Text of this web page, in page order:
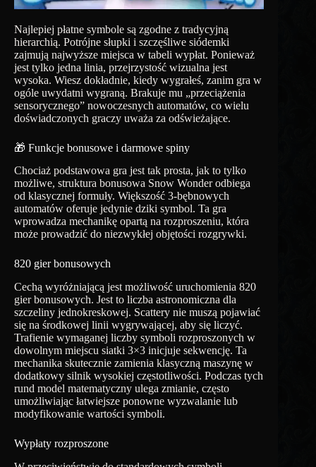
Najlepiej płatne symbole są zgodne z tradycyjną
hierarchią. Potrójne słupki i szczęśliwe siódemki
zajmują najwyższe miejsca w tabeli wypłat. Ponieważ
jest tylko jedna linia, przejrzystość wizualna jest
wysoka. Wiesz dokładnie, kiedy wygrałeś, zanim gra w
ogóle uwydatni wygraną. Brakuje mu „przeciążenia
sensorycznego” nowoczesnych automatów, co wielu
doświadczonych graczy uważa za odświeżające.
🎁 Funkcje bonusowe i darmowe spiny
Chociaż podstawowa gra jest tak prosta, jak to tylko
możliwe, struktura bonusowa Snow Wonder odbiega
od klasycznej formuły. Większość 3-bębnowych
automatów oferuje jedynie dziki symbol. Ta gra
wprowadza mechanikę opartą na rozproszeniu, która
może prowadzić do niezwykłej objętości rozgrywki.
820 gier bonusowych
Cechą wyróżniającą jest możliwość uruchomienia 820
gier bonusowych. Jest to liczba astronomiczna dla
szczeliny jednokreskowej. Scattery nie muszą pojawiać
się na środkowej linii wygrywającej, aby się liczyć.
Trafienie wymaganej liczby symboli rozproszonych w
dowolnym miejscu siatki 3×3 inicjuje sekwencję. Ta
mechanika skutecznie zamienia klasyczną maszynę w
dodatkowy silnik wysokiej częstotliwości. Podczas tych
rund model matematyczny ulega zmianie, często
umożliwiając łatwiejsze ponowne wyzwalanie lub
modyfikowanie wartości symboli.
Wypłaty rozproszone